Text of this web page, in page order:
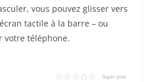
vous pouvez glisser vers
tactile à la barre – ou
votre téléphone.
Super post